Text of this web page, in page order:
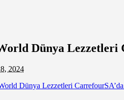
Dünya Lezzetleri
2024